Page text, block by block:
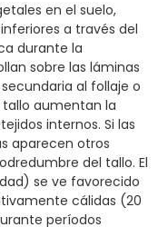
en el suelo,
a través del
durante la
sobre las láminas
al follaje o
tallo aumentan la
internos. Si las
aparecen otros
del tallo. El
se ve favorecido
cálidas (20
períodos